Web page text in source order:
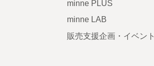
minne PLUS
minne LAB
販売支援企画・イベント